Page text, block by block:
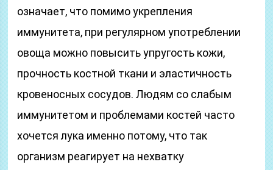
означает, что помимо укрепления
иммунитета, при регулярном употреблении
овоща можно повысить упругость кожи,
прочность костной ткани и эластичность
кровеносных сосудов. Людям со слабым
иммунитетом и проблемами костей часто
хочется лука именно потому, что так
организм реагирует на нехватку